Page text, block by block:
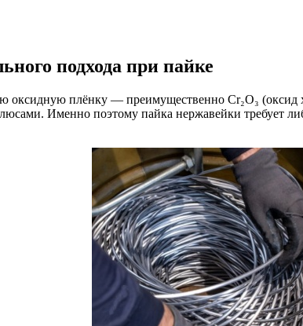
подхода при пайке
оксидную плёнку — преимущественно Cr₂O₃ (оксид
Именно поэтому пайка нержавейки требует